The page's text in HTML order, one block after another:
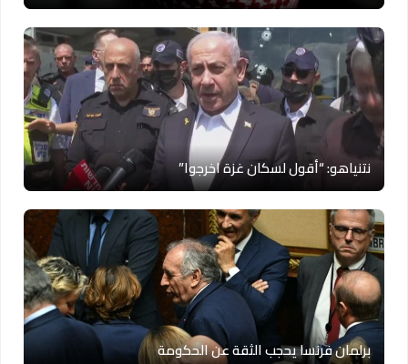
نتنياهو: “أقول لسكان غزة اخرجوا”
برلمان فرنسا يحجب الثقة عن الحكومة